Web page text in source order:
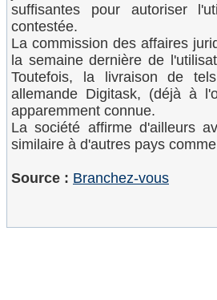
suffisantes pour autoriser
contestée.
La commission des affaires
la semaine dernière de
Toutefois, la livraison de
allemande Digitask, (déjà à
apparemment connue.
La société affirme d'ailleurs
similaire à d'autres pays
Source : Branchez-vous